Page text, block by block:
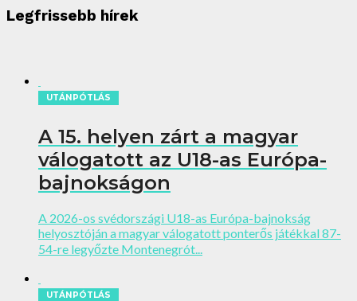
Legfrissebb hírek
UTÁNPÓTLÁS
A 15. helyen zárt a magyar
válogatott az U18-as Európa-
bajnokságon
A 2026-os svédországi U18-as Európa-bajnokság
helyosztóján a magyar válogatott ponterős játékkal 87-
54-re legyőzte Montenegrót...
UTÁNPÓTLÁS